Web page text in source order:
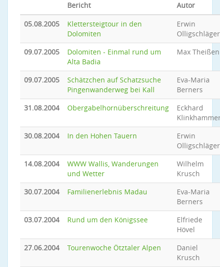
Bericht
Autor
05.08.2005
Klettersteigtour in den
Dolomiten
Erwin
Olligschläger
09.07.2005
Dolomiten - Einmal rund um
Alta Badia
Max Theißen
09.07.2005
Schätzchen auf Schatzsuche
Pingenwanderweg bei Kall
Eva-Maria
Berners
31.08.2004
Obergabelhornüberschreitung
Eckhard
30.08.2004
In den Hohen Tauern
Erwin
Olligschläger
14.08.2004
WWW Wallis, Wanderungen
und Wetter
Wilhelm
Krusch
30.07.2004
Familienerlebnis Madau
Eva-Maria
Berners
03.07.2004
Rund um den Königssee
Elfriede
Hövel
27.06.2004
Tourenwoche Ötztaler Alpen
Daniel
Krusch